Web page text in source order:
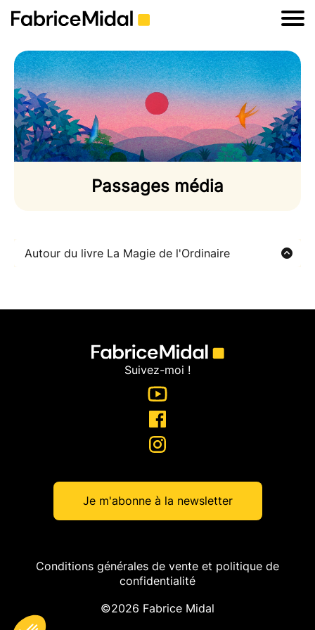
Passages média
Autour du livre La Magie de l'Ordinaire
Suivez-moi !
Je m'abonne à la newsletter
Conditions générales de vente et politique de
confidentialité
©2026 Fabrice Midal